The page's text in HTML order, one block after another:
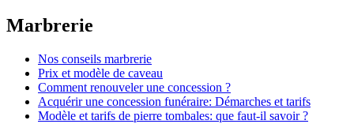
Marbrerie
Nos conseils marbrerie
Prix et modèle de caveau
Comment renouveler une concession ?
Acquérir une concession funéraire: Démarches et tarifs
Modèle et tarifs de pierre tombales: que faut-il savoir ?